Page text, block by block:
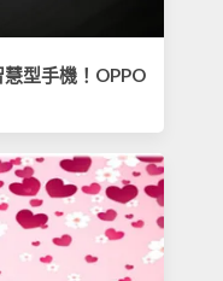
型手機！OPPO